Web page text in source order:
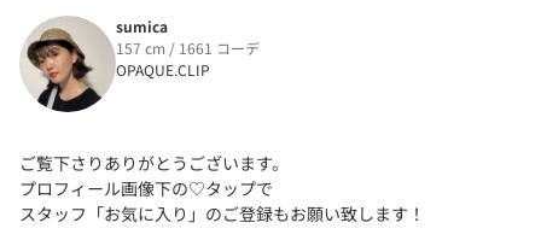
sumica
157 cm / 1661 コーデ
OPAQUE.CLIP
ご覧下さりありがとうございます。
プロフィール画像下の♡タップで
スタッフ「お気に入り」のご登録もお願い致します！